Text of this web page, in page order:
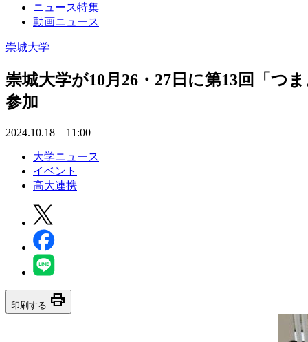
ニュース特集
動画ニュース
崇城大学
崇城大学が10月26・27日に第13回「つ
参加
2024.10.18 11:00
大学ニュース
イベント
高大連携
印刷する print